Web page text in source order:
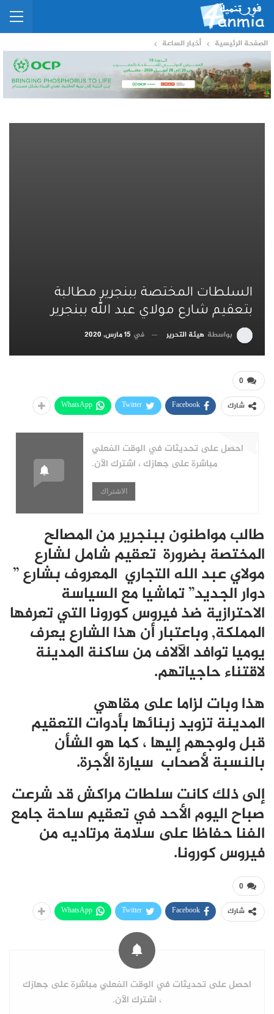
الصفحة الرئيسية أخبار الساعة
السلطات المختصة ببنجرير مطالبة
بتعقيم شارع مولاي عبد الله ببنجرير
بواسطة هيئة التحرير في 15 مارس, 2020
0
شارك Facebook
Twitter
WhatsApp
احصل على تحديثات في الوقت الفعلي
مباشرة على جهازك ، اشترك الآن.
الاشتراك
طالب مواطنون ببنجرير من المصالح
المختصة بضرورة تعقيم شامل لشارع
مولاي عبد الله التجاري المعروف بشارع ”
دوار الجديد” تماشيا مع السياسة
الاحترازية ضذ فيروس كورونا التي تعرفها
المملكة, وباعتبار أن هذا الشارع يعرف
يوميا توافد الآلاف من ساكنة المدينة
لاقتناء حاجياتهم.
هذا وبات لزاما على مقاهي
المدينة تزويد زبنائها بأدوات التعقيم
قبل ولوجهم إليها ، كما هو الشأن
بالنسبة لأصحاب سيارة الأجرة.
إلى ذلك كانت سلطات مراكش قد شرعت
صباح اليوم الأحد في تعقيم ساحة جامع
الفنا حفاظا على سلامة مرتاديه من
فيروس كورونا.
0
شارك Facebook
Twitter
WhatsApp
احصل على تحديثات في الوقت الفعلي مباشرة على جهازك
، اشترك الآن.